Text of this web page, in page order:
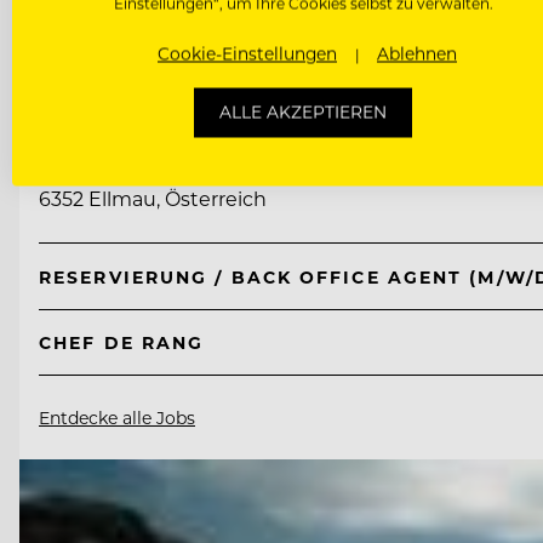
Tirol Lodge Ellmau
6352 Ellmau, Österreich
RESERVIERUNG / BACK OFFICE AGENT (M/W/
CHEF DE RANG
Entdecke alle Jobs
Cookie-Einstellungen Ablehnen
ALLE AKZEPTIEREN